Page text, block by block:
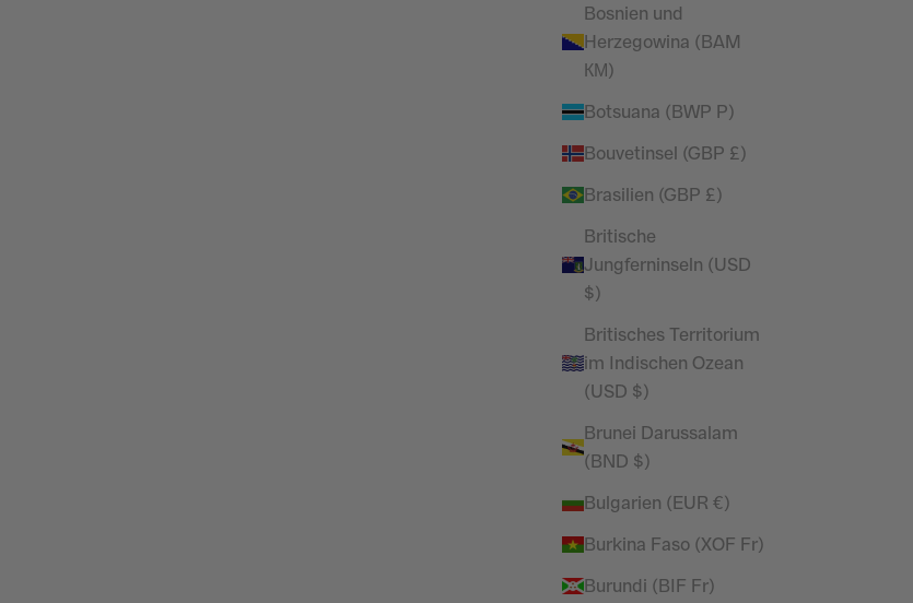
Bosnien und
Herzegowina (BAM
КМ)
Botsuana (BWP P)
Bouvetinsel (GBP £)
Brasilien (GBP £)
Britische
Jungferninseln (USD
$)
Britisches Territorium
im Indischen Ozean
(USD $)
Brunei Darussalam
(BND $)
Bulgarien (EUR €)
Burkina Faso (XOF Fr)
Burundi (BIF Fr)
Vanquish Black Back Knit Organic Socks
Angebot
£5.45Regulärer Preis
£7.99